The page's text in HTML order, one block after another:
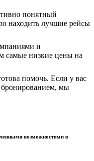
понятный
находить лучшие рейсы
и
самые низкие цены на
помочь. Если у вас
мы
возможностями в